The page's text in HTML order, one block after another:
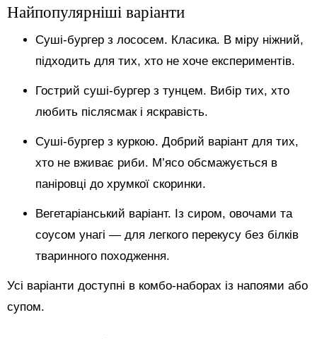
Найпопулярніші варіанти
Суші-бургер з лососем. Класика. В міру ніжний,
підходить для тих, хто не хоче експериментів.
Гострий суші-бургер з тунцем. Вибір тих, хто
любить післясмак і яскравість.
Суші-бургер з куркою. Добрий варіант для тих,
хто не вживає риби. М’ясо обсмажується в
паніровці до хрумкої скоринки.
Вегетаріанський варіант. Із сиром, овочами та
соусом унагі — для легкого перекусу без білків
тваринного походження.
Усі варіанти доступні в комбо-наборах із напоями або
супом.